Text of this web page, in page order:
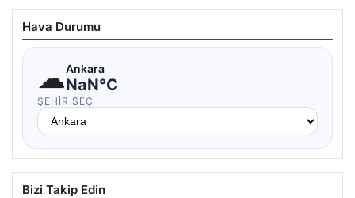
Hava Durumu
☁Ankara
NaN°C
ŞEHIR SEÇ
Bizi Takip Edin